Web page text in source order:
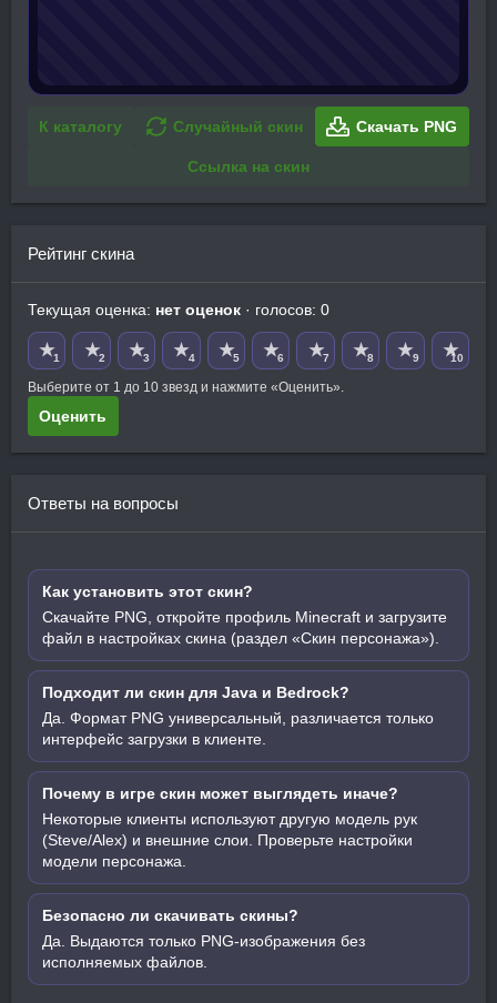
К каталогу Случайный скин Скачать PNG
Ссылка на скин
Рейтинг скина
Текущая оценка: нет оценок · голосов: 0
★1 ★2 ★3 ★4 ★5 ★6 ★7 ★8 ★9 ★10
Выберите от 1 до 10 звезд и нажмите «Оценить».
Оценить
Ответы на вопросы
Как установить этот скин?
Скачайте PNG, откройте профиль Minecraft и загрузите
файл в настройках скина (раздел «Скин персонажа»).
Подходит ли скин для Java и Bedrock?
Да. Формат PNG универсальный, различается только
интерфейс загрузки в клиенте.
Почему в игре скин может выглядеть иначе?
Некоторые клиенты используют другую модель рук
(Steve/Alex) и внешние слои. Проверьте настройки
модели персонажа.
Безопасно ли скачивать скины?
Да. Выдаются только PNG-изображения без
исполняемых файлов.